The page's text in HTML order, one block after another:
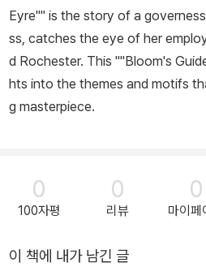
권에 이르는 책을 편집했고 40권 이상
책은 40여 개의 언어로 번역되었다.
Eyre"" is the story of a
ss, catches the eye of her
d Rochester. This ""Bloom's
hts into the themes and motifs
g masterpiece.
0
100자평
0
리뷰
0
마이페
이 책에 내가 남긴 글